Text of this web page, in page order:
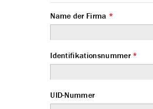
Name der Firma *
Identifikationsnummer *
UID-Nummer